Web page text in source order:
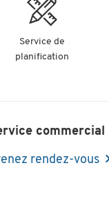
Service de
planification
commercial
rendez-vous